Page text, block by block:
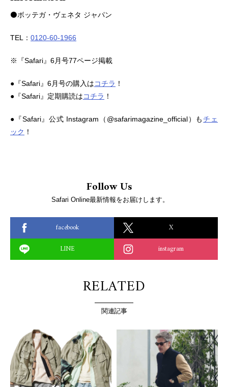
⚫️ボッテガ・ヴェネタ ジャパン
TEL： 0120-60-1966
※『Safari』6月号77ページ掲載
●『Safari』6月号の購入はコチラ ！
●『Safari』定期購読はコチラ ！
●『Safari』公式 Instagram（@safarimagazine_official）もチェ
ック ！
Follow Us
Safari Online最新情報をお届けします。
facebook
X
LINE
instagram
RELATED
関連記事